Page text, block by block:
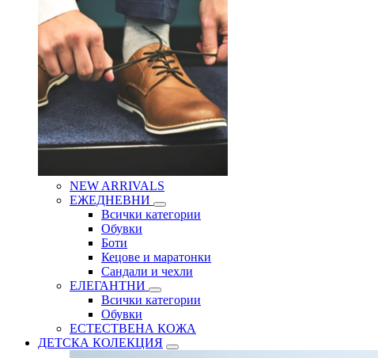
NEW ARRIVALS
ЕЖЕДНЕВНИ
Всички категории
Обувки
Боти
Кецове и маратонки
Сандали и чехли
ЕЛЕГАНТНИ
Всички категории
Обувки
ЕСТЕСТВЕНА КОЖА
ДЕТСКА КОЛЕКЦИЯ